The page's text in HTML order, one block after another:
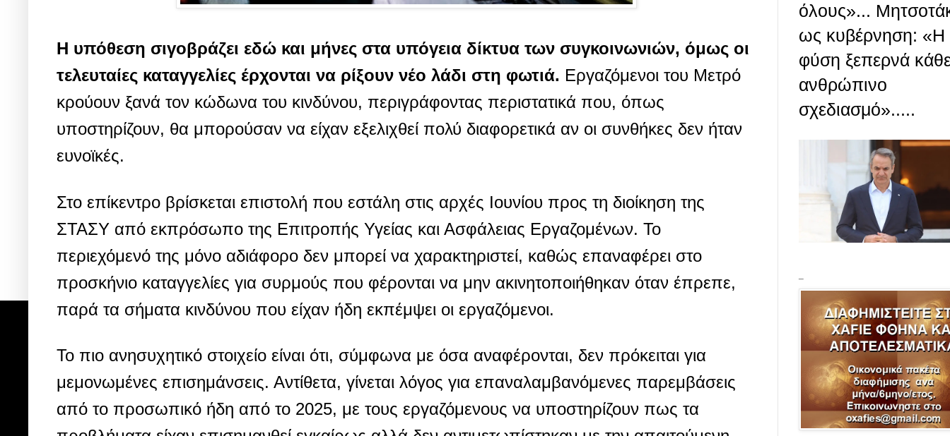
Η υπόθεση σιγοβράζει εδώ και μήνες στα υπόγεια δίκτυα των συγκοινωνιών, όμως οι
τελευταίες καταγγελίες έρχονται να ρίξουν νέο λάδι στη φωτιά. Εργαζόμενοι του Μετρό
κρούουν ξανά τον κώδωνα του κινδύνου, περιγράφοντας περιστατικά που, όπως
υποστηρίζουν, θα μπορούσαν να είχαν εξελιχθεί πολύ διαφορετικά αν οι συνθήκες δεν ήταν
ευνοϊκές.
Στο επίκεντρο βρίσκεται επιστολή που εστάλη στις αρχές Ιουνίου προς τη διοίκηση της
ΣΤΑΣΥ από εκπρόσωπο της Επιτροπής Υγείας και Ασφάλειας Εργαζομένων. Το
περιεχόμενό της μόνο αδιάφορο δεν μπορεί να χαρακτηριστεί, καθώς επαναφέρει στο
προσκήνιο καταγγελίες για συρμούς που φέρονται να μην ακινητοποιήθηκαν όταν έπρεπε,
παρά τα σήματα κινδύνου που είχαν ήδη εκπέμψει οι εργαζόμενοι.
Το πιο ανησυχητικό στοιχείο είναι ότι, σύμφωνα με όσα αναφέρονται, δεν πρόκειται για
μεμονωμένες επισημάνσεις. Αντίθετα, γίνεται λόγος για επαναλαμβανόμενες παρεμβάσεις
από το προσωπικό ήδη από το 2025, με τους εργαζόμενους να υποστηρίζουν πως τα
όλους»...
ως κυβέρνηση: «Η
φύση ξεπερνά
ανθρώπινο
σχεδιασμό».....